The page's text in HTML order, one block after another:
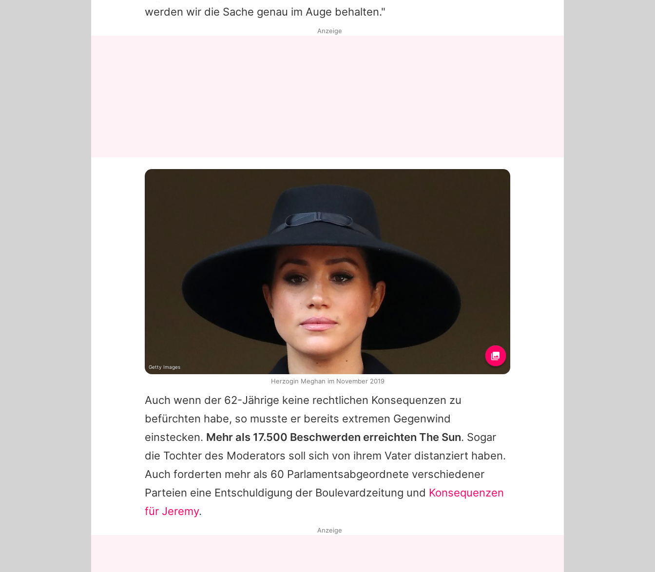
werden wir die Sache genau im Auge behalten."
Auch wenn der 62-Jährige keine rechtlichen Konsequenzen zu
befürchten habe, so musste er bereits extremen Gegenwind
einstecken. Mehr als 17.500 Beschwerden erreichten The Sun. Sogar
die Tochter des Moderators soll sich von ihrem Vater distanziert haben.
Auch forderten mehr als 60 Parlamentsabgeordnete verschiedener
Parteien eine Entschuldigung der Boulevardzeitung und Konsequenzen
für Jeremy.
Anzeige
Getty Images
Herzogin Meghan im November 2019
Anzeige